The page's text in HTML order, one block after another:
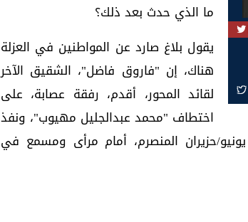
ما الذي حدث بعد ذلك؟
يقول بلاغ صارد عن المواطنين في العزلة
هناك، إن "فاروق فاضل"، الشقيق الآخر
لقائد المحور، أقدم، رفقة عصابة، على
اختطاف "محمد عبدالجليل مهيوب"، ونفذ
فيه إعدامًا ميدانيًا؛ انتقامًا لمقتل أخيه، في 28 يونيو/حزيران المنصرم، أمام مرأى ومسمع في